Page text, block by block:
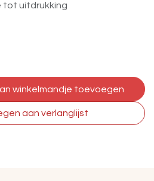
tot uitdrukking
winkelmandje toevoegen
aan verlanglijst